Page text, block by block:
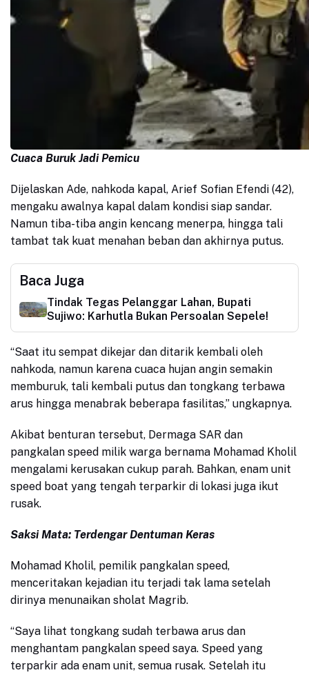
Cuaca Buruk Jadi Pemicu
Dijelaskan Ade, nahkoda kapal, Arief Sofian Efendi (42),
mengaku awalnya kapal dalam kondisi siap sandar.
Namun tiba-tiba angin kencang menerpa, hingga tali
tambat tak kuat menahan beban dan akhirnya putus.
Baca Juga
Tindak Tegas Pelanggar Lahan, Bupati
Sujiwo: Karhutla Bukan Persoalan Sepele!
“Saat itu sempat dikejar dan ditarik kembali oleh
nahkoda, namun karena cuaca hujan angin semakin
memburuk, tali kembali putus dan tongkang terbawa
arus hingga menabrak beberapa fasilitas,” ungkapnya.
Akibat benturan tersebut, Dermaga SAR dan
pangkalan speed milik warga bernama Mohamad Kholil
mengalami kerusakan cukup parah. Bahkan, enam unit
speed boat yang tengah terparkir di lokasi juga ikut
rusak.
Saksi Mata: Terdengar Dentuman Keras
Mohamad Kholil, pemilik pangkalan speed,
menceritakan kejadian itu terjadi tak lama setelah
dirinya menunaikan sholat Magrib.
“Saya lihat tongkang sudah terbawa arus dan
menghantam pangkalan speed saya. Speed yang
terparkir ada enam unit, semua rusak. Setelah itu